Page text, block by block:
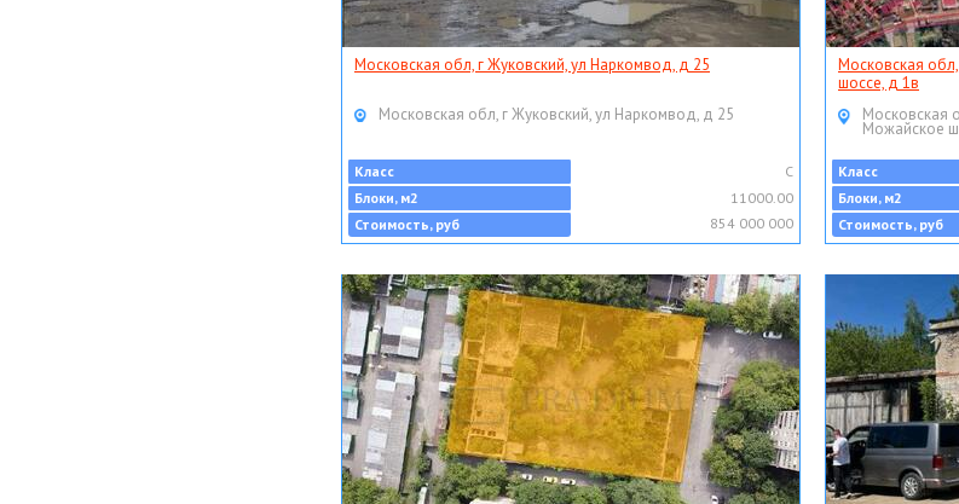
Московская обл, г Жуковский, ул Наркомвод, д 25
Московская обл, г Жуковский, ул Наркомвод, д 25
Класс
C
Блоки, м2
11000.00
Стоимость, руб
854 000 000
Московская
шоссе, д 1в
Московская
Можайское
Класс
Блоки, м2
Стоимость, руб